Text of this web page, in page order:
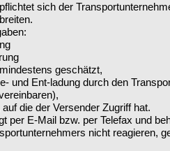
sich der
geschätzt,
und Ent-ladung durch den
die der Versender Zugriff hat.
per E-Mail bzw. per Telefax und
nicht reagieren,